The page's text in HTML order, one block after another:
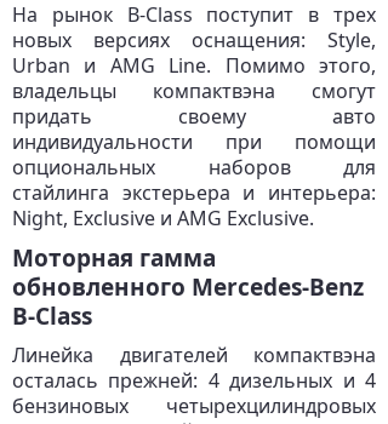
На рынок B-Class поступит в трех
новых версиях оснащения: Style,
Urban и AMG Line. Помимо этого,
владельцы компактвэна смогут
придать своему авто
индивидуальности при помощи
опциональных наборов для
стайлинга экстерьера и интерьера:
Night, Exclusive и AMG Exclusive.
Моторная гамма
обновленного Mercedes-Benz
B-Class
Линейка двигателей компактвэна
осталась прежней: 4 дизельных и 4
бензиновых четырехцилиндровых